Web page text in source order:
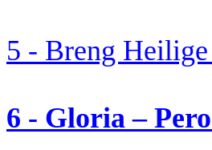
5 - Breng Heilige
6 - Gloria –